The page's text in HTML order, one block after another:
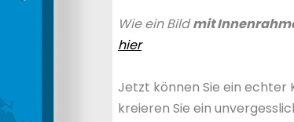
Produktbewertung
von
5
Wie ein Bildmit
hier
Jetzt können Sie ein echter
kreieren Sie ein